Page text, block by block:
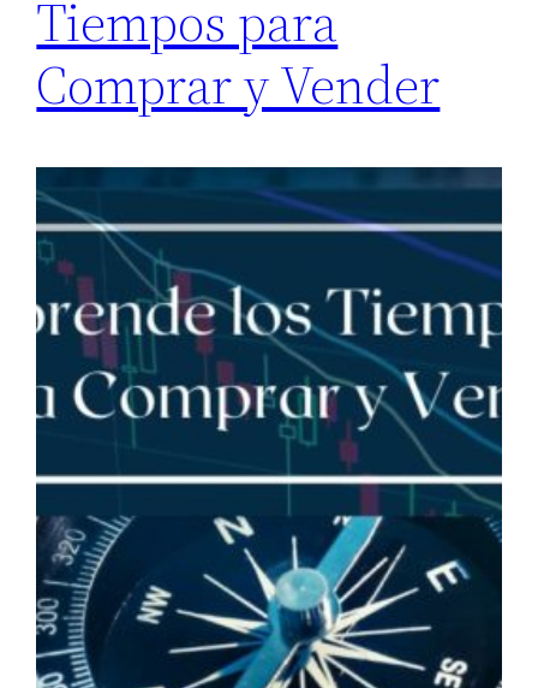
Tiempos para
Comprar y Vender